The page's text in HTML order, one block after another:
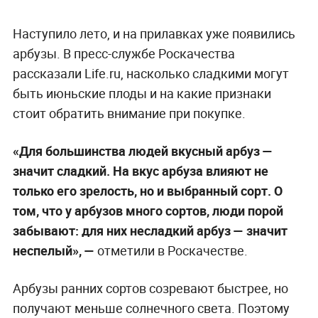
Наступило лето, и на прилавках уже появились
арбузы. В пресс-службе Роскачества
рассказали Life.ru, насколько сладкими могут
быть июньские плоды и на какие признаки
стоит обратить внимание при покупке.
«Для большинства людей вкусный арбуз —
значит сладкий. На вкус арбуза влияют не
только его зрелость, но и выбранный сорт. О
том, что у арбузов много сортов, люди порой
забывают: для них несладкий арбуз — значит
неспелый», — отметили в Роскачестве.
Арбузы ранних сортов созревают быстрее, но
получают меньше солнечного света. Поэтому